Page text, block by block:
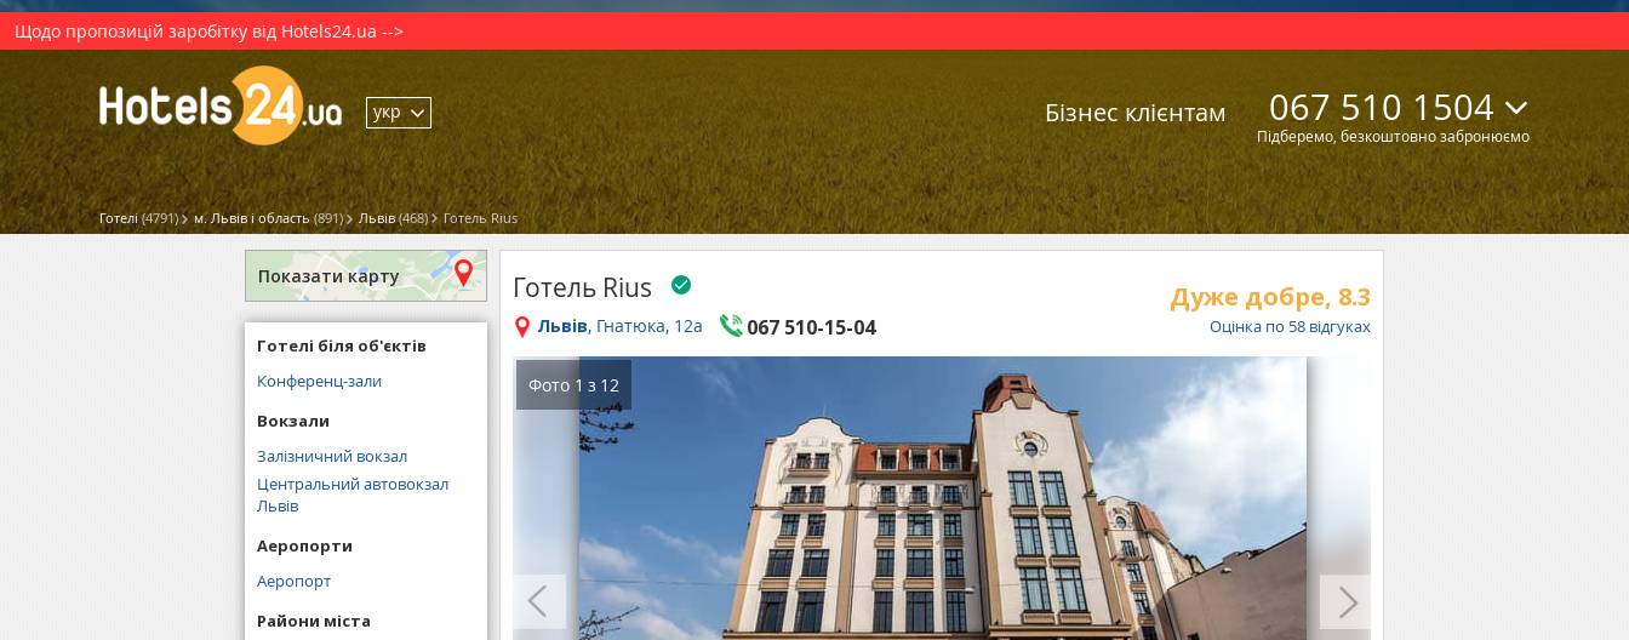
Щодо пропозицій заробітку від Hotels24.ua -->
укр Бізнес клієнтам 067 510 1504
Підберемо, безкоштовно забронюємо
Готелі (4791) м. Львів і область (891) Львів (468) Готель Rius
Дуже добре, 8.3
Оцінка по 58 відгуках
Готель Rius
Львів, Гнатюка, 12а 067 510-15-04
Фото 1 з 12
Показати карту
Готелі біля об'єктів
Конференц-зали
Вокзали
Залізничний вокзал
Центральний автовокзал
Львів
Аеропорти
Аеропорт
Райони міста